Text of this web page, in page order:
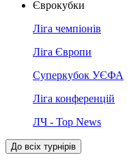
Єврокубки
Ліга чемпіонів
Ліга Європи
Суперкубок УЄФА
Ліга конференцій
ЛЧ - Top News
До всіх турнірів